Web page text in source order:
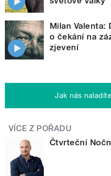
Milan Valenta:
o čekání na
zjevení
Jak nás
VÍCE Z POŘADU
Čtvrteční